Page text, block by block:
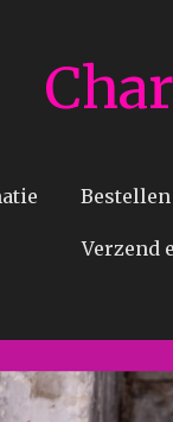
Bestellen
Verzend